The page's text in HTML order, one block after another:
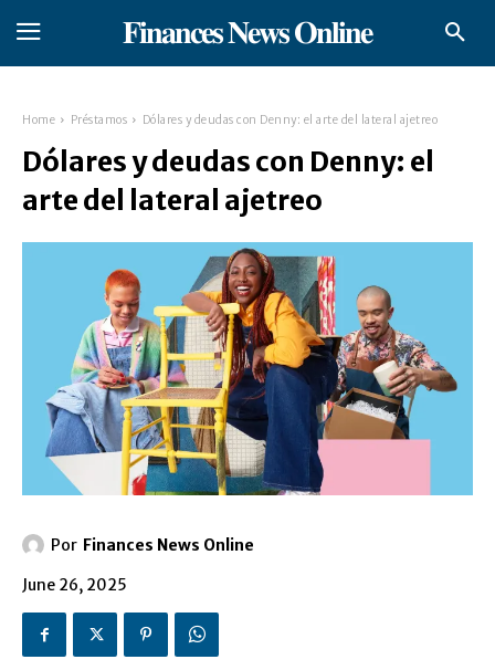
𝐅𝐢𝐧𝐚𝐧𝐜𝐞𝐬 𝐍𝐞𝐰𝐬 𝐎𝐧𝐥𝐢𝐧𝐞
Home Préstamos Dólares y deudas con Denny: el arte del lateral ajetreo
Dólares y deudas con Denny: el
arte del lateral ajetreo
Por Finances News Online
June 26, 2025